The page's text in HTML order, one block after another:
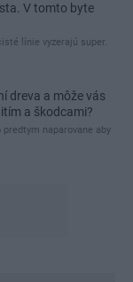
V tomto byte
línie vyzerajú super.
dreva a môže vás
a škodcami?
naparovane aby